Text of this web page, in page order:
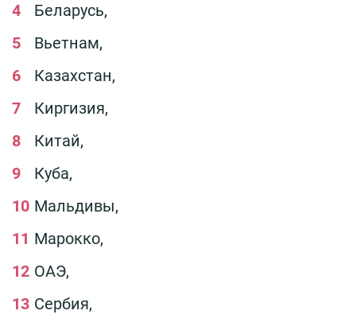
Беларусь,
Вьетнам,
Казахстан,
Киргизия,
Китай,
Куба,
Мальдивы,
Марокко,
ОАЭ,
Сербия,